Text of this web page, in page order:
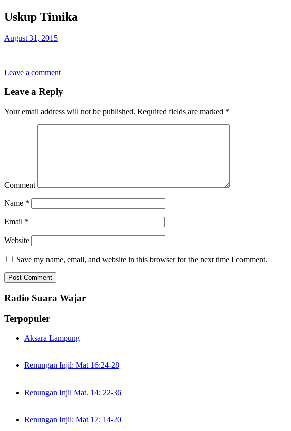
Uskup Timika
August 31, 2015
Leave a comment
Leave a Reply
Your email address will not be published. Required fields are marked *
Comment
Name *
Email *
Website
Save my name, email, and website in this browser for the next time I comment.
Radio Suara Wajar
Terpopuler
Aksara Lampung
Renungan Injil: Mat 16:24-28
Renungan Injil Mat. 14: 22-36
Renungan Injil: Mat 17: 14-20